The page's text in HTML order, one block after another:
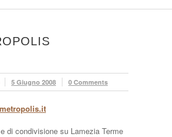
5 Giugno 2008 0 Comments
di condivisione su Lamezia Terme